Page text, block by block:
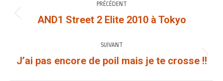
ARTICLE
PRÉCÉDENT
Article
:
AND1 Street 2 Elite 2010 à Tokyo
SUIVANT
Article
J’ai pas encore de poil mais je te crosse !!